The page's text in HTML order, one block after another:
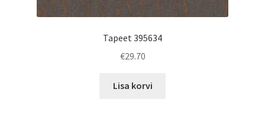
Tapeet 395634
€29.70
Lisa korvi